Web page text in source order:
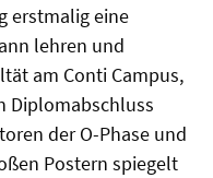
erstmalig eine
lehren und
am Conti Campus,
Diplomabschluss
der O-Phase und
Postern spiegelt